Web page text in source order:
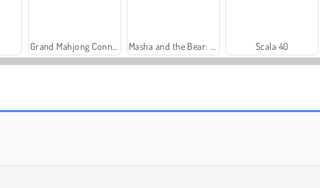
Scala 40